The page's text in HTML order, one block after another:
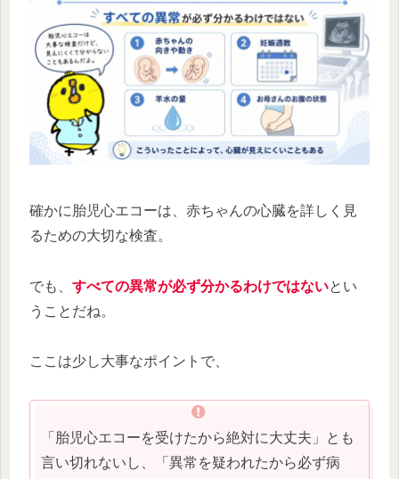
確かに胎児心エコーは、赤ちゃんの心臓を詳しく見
るための大切な検査。
でも、 すべての異常が必ず分かるわけではないとい
うことだね。
ここは少し大事なポイントで、
「胎児心エコーを受けたから絶対に大丈夫」とも
言い切れないし、「異常を疑われたから必ず病